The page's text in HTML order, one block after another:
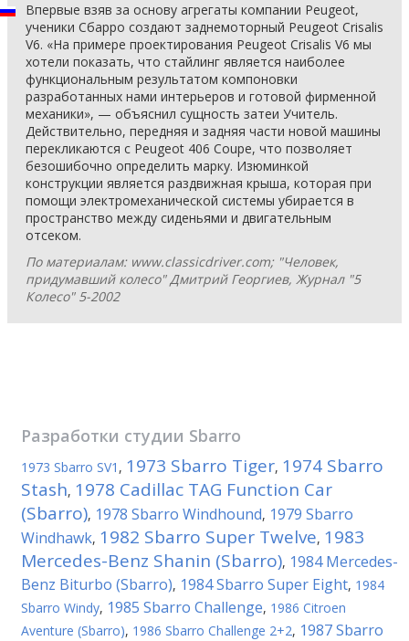
Впервые взяв за основу агрегаты компании Peugeot,
ученики Сбарро создают заднемоторный Peugeot Crisalis
V6. «На примере проектирования Peugeot Crisalis V6 мы
хотели показать, что стайлинг является наиболее
функциональным результатом компоновки
разработанных нами интерьеров и готовой фирменной
механики», — объяснил сущность затеи Учитель.
Действительно, передняя и задняя части новой машины
перекликаются с Peugeot 406 Coupe, что позволяет
безошибочно определить марку. Изюминкой
конструкции является раздвижная крыша, которая при
помощи электромеханической системы убирается в
пространство между сиденьями и двигательным
отсеком.
По материалам: www.classicdriver.com; "Человек,
придумавший колесо" Дмитрий Георгиев, Журнал "5
Колесо" 5-2002
Разработки студии Sbarro
1973 Sbarro SV1 , 1973 Sbarro Tiger, 1974 Sbarro
Stash, 1978 Cadillac TAG Function Car
(Sbarro), 1978 Sbarro Windhound, 1979 Sbarro
Windhawk, 1982 Sbarro Super Twelve, 1983
Mercedes-Benz Shanin (Sbarro), 1984 Mercedes-
Benz Biturbo (Sbarro), 1984 Sbarro Super Eight, 1984
Sbarro Windy, 1985 Sbarro Challenge, 1986 Citroen
Aventure (Sbarro), 1986 Sbarro Challenge 2+2, 1987 Sbarro